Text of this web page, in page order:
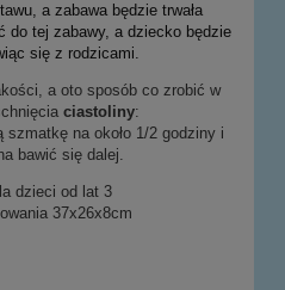
a zabawa będzie trwała
do tej zabawy, a dziecko będzie
się z rodzicami.
a oto sposób co zrobić w
ciastoliny:
szmatkę na około 1/2 godziny i
bawić się dalej.
dzieci od lat 3
37x26x8cm